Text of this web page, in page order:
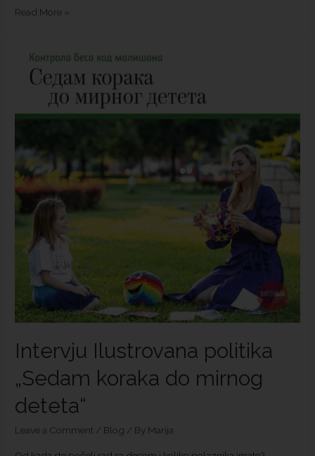
Read More »
Intervju Ilustrovana politika
„Sedam koraka do mirnog
deteta“
Leave a Comment / Blog / By Marija